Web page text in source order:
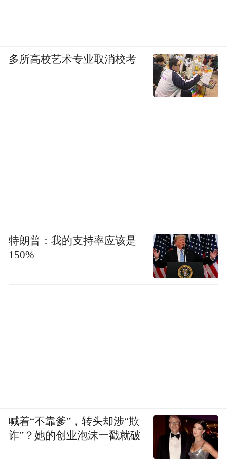
多所高校艺术专业取消校考
特朗普：我的支持率应该是
150%
喊着“不靠爹”，转头却涉“欺
诈”？她的创业泡沫一戳就破